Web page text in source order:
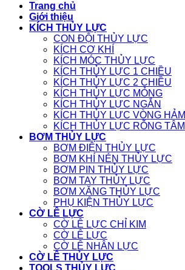
Trang chủ
Giới thiệu
KÍCH THỦY LỰC
CON ĐỘI THỦY LỰC
KÍCH CƠ KHÍ
KÍCH MÓC THỦY LỰC
KÍCH THỦY LỰC 1 CHIỀU
KÍCH THỦY LỰC 2 CHIỀU
KÍCH THỦY LỰC MỎNG
KÍCH THỦY LỰC NGẮN
KÍCH THỦY LỰC VÒNG HẢM
KÍCH THỦY LỰC RỖNG TÂM
BƠM THỦY LỰC
BƠM ĐIỆN THỦY LỰC
BƠM KHÍ NÉN THỦY LỰC
BƠM PIN THỦY LỰC
BƠM TAY THỦY LỰC
BƠM XĂNG THỦY LỰC
PHỤ KIỆN THỦY LỰC
CỜ LÊ LỰC
CỜ LÊ LỰC CHỈ KIM
CỜ LÊ LỰC
CỜ LÊ NHÂN LỰC
CỜ LÊ THỦY LỰC